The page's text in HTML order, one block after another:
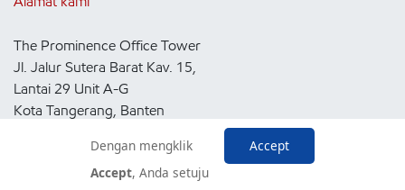
The Prominence Office Tower
Jl. Jalur Sutera Barat Kav. 15,
Lantai 29 Unit A-G
Kota Tangerang, Banten
Accept
Dengan mengklik
Accept, Anda setuju